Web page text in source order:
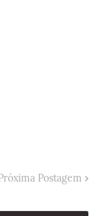
Postagem